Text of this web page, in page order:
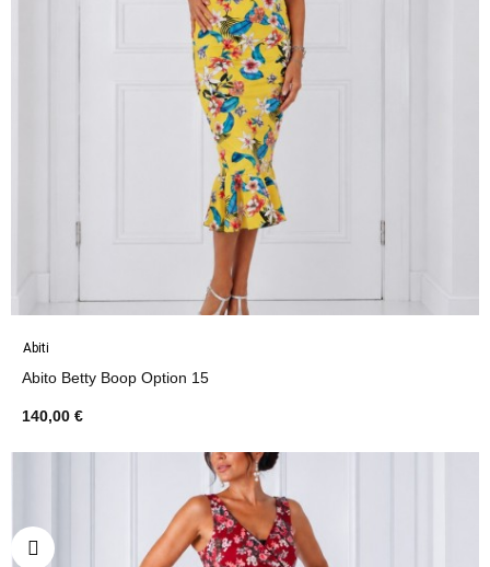
Abiti
Abito Betty Boop Option 15
140,00 €